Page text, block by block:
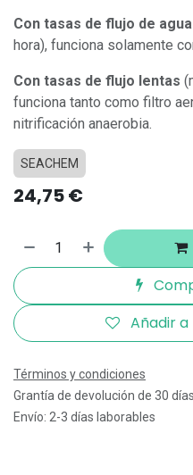
Con tasas de flujo de
hora), funciona solamente
Con tasas de flujo lentas
funciona tanto como filtro
nitrificación anaerobia.
SEACHEM
24,75€
Añadir a
Términos y condiciones
Grantía de devolución de 30 días
Envío: 2-3 días laborables